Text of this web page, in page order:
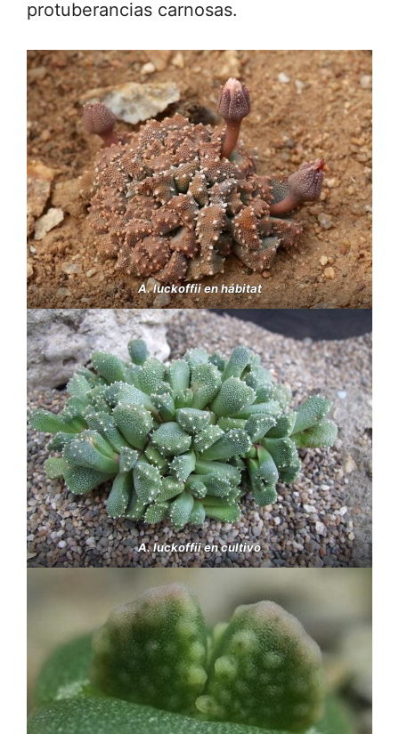
protuberancias carnosas.
A. luckoffii en hábitat
A. luckoffii en cultivo